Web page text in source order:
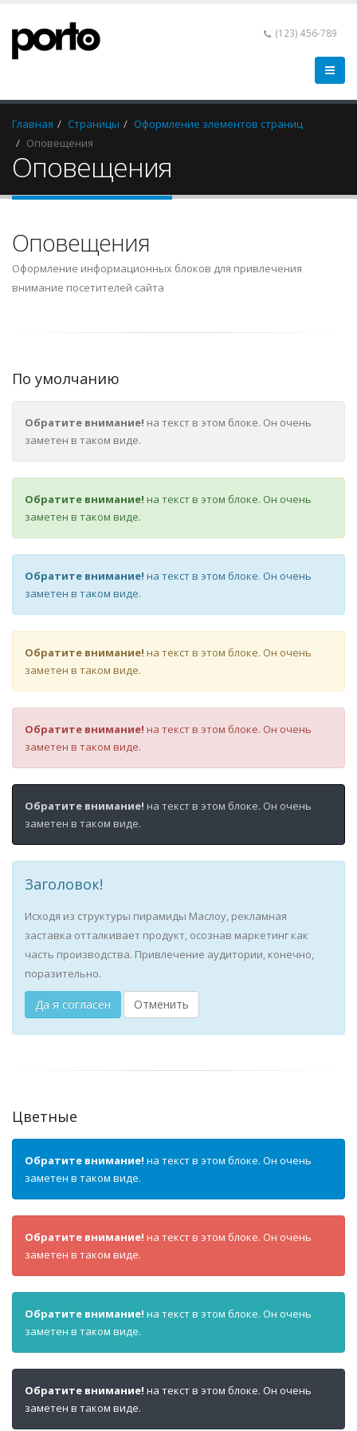
(123) 456-789
Главная Страницы
Оформление элементов страниц
Оповещения
Оповещения
Оповещения
Оформление информационных блоков для привлечения
внимание посетителей сайта
По умолчанию
Обратите внимание! на текст в этом блоке. Он очень
заметен в таком виде.
Обратите внимание! на текст в этом блоке. Он очень
заметен в таком виде.
Обратите внимание! на текст в этом блоке. Он очень
заметен в таком виде.
Обратите внимание! на текст в этом блоке. Он очень
заметен в таком виде.
Обратите внимание! на текст в этом блоке. Он очень
заметен в таком виде.
Обратите внимание! на текст в этом блоке. Он очень
заметен в таком виде.
Заголовок!
Исходя из структуры пирамиды Маслоу, рекламная
заставка отталкивает продукт, осознав маркетинг как
часть производства. Привлечение аудитории, конечно,
поразительно.
Да я согласен Отменить
Цветные
Обратите внимание! на текст в этом блоке. Он очень
заметен в таком виде.
Обратите внимание! на текст в этом блоке. Он очень
заметен в таком виде.
Обратите внимание! на текст в этом блоке. Он очень
заметен в таком виде.
Обратите внимание! на текст в этом блоке. Он очень
заметен в таком виде.